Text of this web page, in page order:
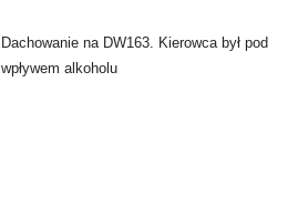
Dachowanie na DW163. Kierowca był pod
wpływem alkoholu